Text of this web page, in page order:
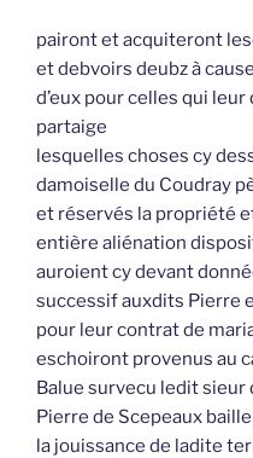
pairont et acquiteront
et debvoirs deubz à
d’eux pour celles qui
partaige
lesquelles choses cy
damoiselle du Coudray
et réservés la propriété
entière aliénation
auroient cy devant
successif auxdits Pierre
pour leur contrat de
eschoiront provenus au
Balue survecu ledit sieur
Pierre de Scepeaux
la jouissance de ladite